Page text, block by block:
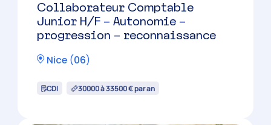
Collaborateur Comptable
Junior H/F – Autonomie –
progression – reconnaissance
Nice (06)
CDI 30000 à 33500 € par an